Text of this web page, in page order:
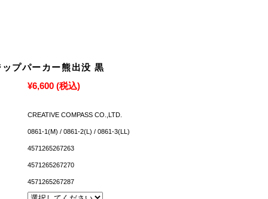
ップパーカー熊出没 黒
¥6,600 (税込)
CREATIVE COMPASS CO.,LTD.
0861-1(M) / 0861-2(L) / 0861-3(LL)
4571265267263
4571265267270
4571265267287